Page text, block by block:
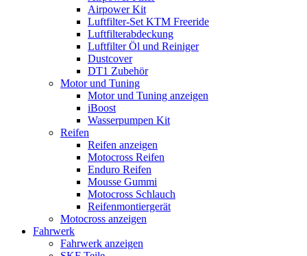
Airpower Kit
Luftfilter-Set KTM Freeride
Luftfilterabdeckung
Luftfilter Öl und Reiniger
Dustcover
DT1 Zubehör
Motor und Tuning
Motor und Tuning anzeigen
iBoost
Wasserpumpen Kit
Reifen
Reifen anzeigen
Motocross Reifen
Enduro Reifen
Mousse Gummi
Motocross Schlauch
Reifenmontiergerät
Motocross anzeigen
Fahrwerk
Fahrwerk anzeigen